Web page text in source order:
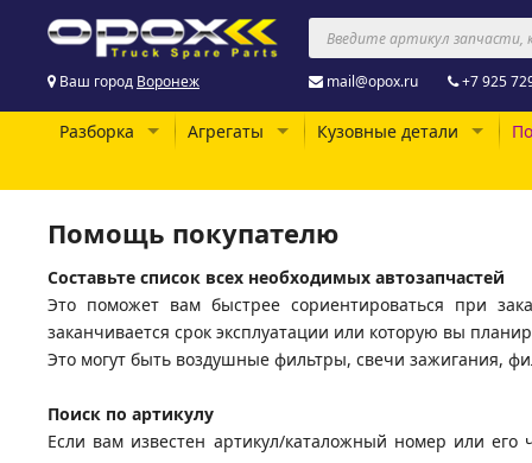
Ваш город Воронеж mail@opox.ru +7 925
Разборка Агрегаты Кузовные детали
Помощь покупателю
Составьте список всех необходимых автозапчастей
Это поможет вам быстрее сориентироваться при
заканчивается срок эксплуатации или которую вы
Это могут быть воздушные фильтры, свечи зажигания,
Поиск по артикулу
Если вам известен артикул/каталожный номер или